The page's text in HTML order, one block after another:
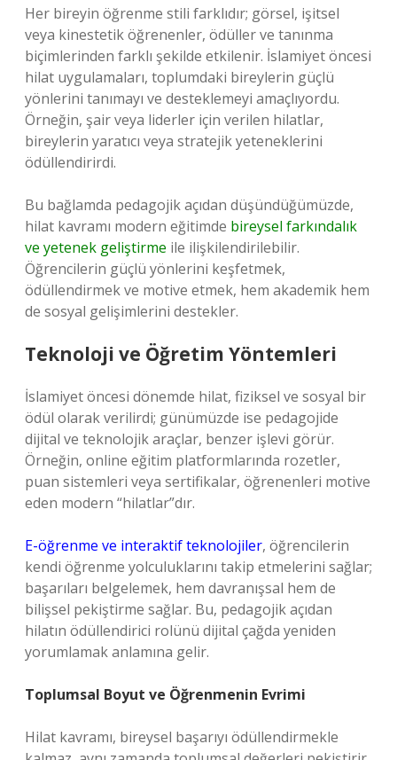
Her bireyin öğrenme stili farklıdır; görsel, işitsel
veya kinestetik öğrenenler, ödüller ve tanınma
biçimlerinden farklı şekilde etkilenir. İslamiyet öncesi
hilat uygulamaları, toplumdaki bireylerin güçlü
yönlerini tanımayı ve desteklemeyi amaçlıyordu.
Örneğin, şair veya liderler için verilen hilatlar,
bireylerin yaratıcı veya stratejik yeteneklerini
ödüllendirirdi.
Bu bağlamda pedagojik açıdan düşündüğümüzde,
hilat kavramı modern eğitimde bireysel farkındalık
ve yetenek geliştirme ile ilişkilendirilebilir.
Öğrencilerin güçlü yönlerini keşfetmek,
ödüllendirmek ve motive etmek, hem akademik hem
de sosyal gelişimlerini destekler.
Teknoloji ve Öğretim Yöntemleri
İslamiyet öncesi dönemde hilat, fiziksel ve sosyal bir
ödül olarak verilirdi; günümüzde ise pedagojide
dijital ve teknolojik araçlar, benzer işlevi görür.
Örneğin, online eğitim platformlarında rozetler,
puan sistemleri veya sertifikalar, öğrenenleri motive
eden modern “hilatlar”dır.
E-öğrenme ve interaktif teknolojiler, öğrencilerin
kendi öğrenme yolculuklarını takip etmelerini sağlar;
başarıları belgelemek, hem davranışsal hem de
bilişsel pekiştirme sağlar. Bu, pedagojik açıdan
hilatın ödüllendirici rolünü dijital çağda yeniden
yorumlamak anlamına gelir.
Toplumsal Boyut ve Öğrenmenin Evrimi
Hilat kavramı, bireysel başarıyı ödüllendirmekle